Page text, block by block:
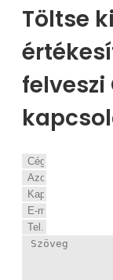
Töltse
felveszi